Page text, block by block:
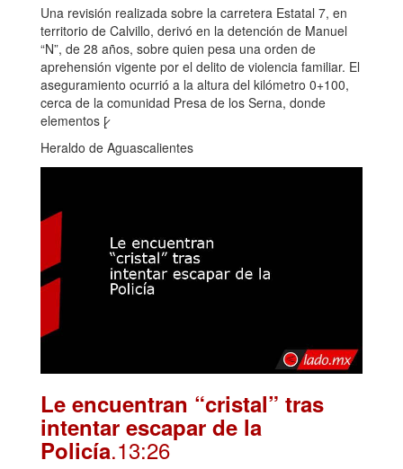
Una revisión realizada sobre la carretera Estatal 7, en
territorio de Calvillo, derivó en la detención de Manuel
“N”, de 28 años, sobre quien pesa una orden de
aprehensión vigente por el delito de violencia familiar. El
aseguramiento ocurrió a la altura del kilómetro 0+100,
cerca de la comunidad Presa de los Serna, donde
elementos [̷
Heraldo de Aguascalientes
Le encuentran “cristal” tras
intentar escapar de la
Policía.13:26